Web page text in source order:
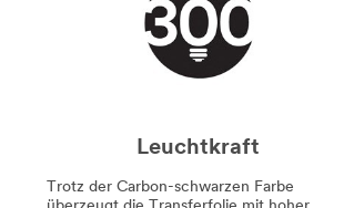
Leuchtkraft
Trotz der Carbon-schwarzen Farbe